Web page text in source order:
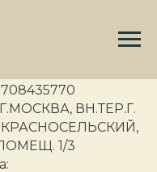
ФАЙЛОВ КУКИ
ВН.ТЕР.Г.
1/3